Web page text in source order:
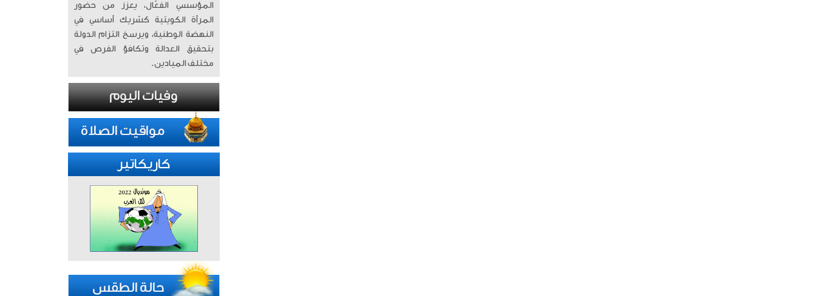
المؤسسي الفعّال، يعزز من حضور
المرأة الكويتية كشريك أساسي في
النهضة الوطنية، ويرسخ التزام الدولة
بتحقيق العدالة وتكافؤ الفرص في
مختلف الميادين.
كاريكاتير